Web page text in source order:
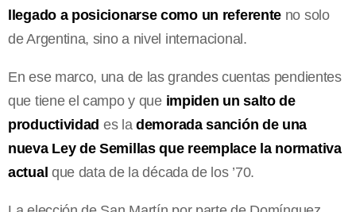
llegado a posicionarse como un referente no solo
de Argentina, sino a nivel internacional.
En ese marco, una de las grandes cuentas pendientes
que tiene el campo y que impiden un salto de
productividad es lademorada sanción de una
nueva Ley de Semillas que reemplace la normativa
actual que data de la década de los ’70.